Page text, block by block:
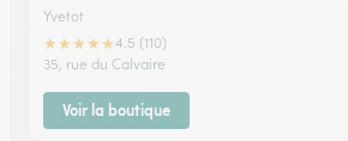
Yvetot
★★★★★4.5 (110)
35, rue du Calvaire
Voir la boutique